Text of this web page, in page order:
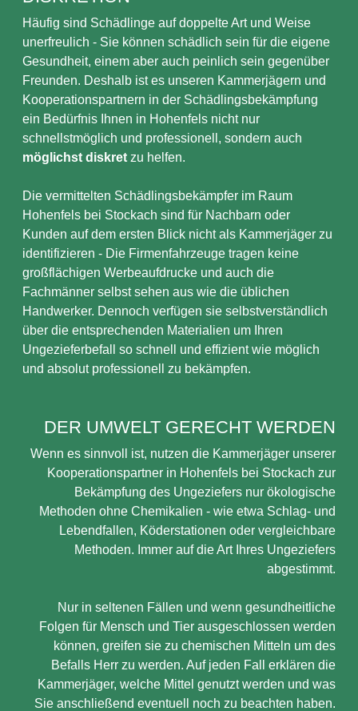
Häufig sind Schädlinge auf doppelte Art und Weise
unerfreulich - Sie können schädlich sein für die eigene
Gesundheit, einem aber auch peinlich sein gegenüber
Freunden. Deshalb ist es unseren Kammerjägern und
Kooperationspartnern in der Schädlingsbekämpfung
ein Bedürfnis Ihnen in Hohenfels nicht nur
schnellstmöglich und professionell, sondern auch
möglichst diskret zu helfen.
Die vermittelten Schädlingsbekämpfer im Raum
Hohenfels bei Stockach sind für Nachbarn oder
Kunden auf dem ersten Blick nicht als Kammerjäger zu
identifizieren - Die Firmenfahrzeuge tragen keine
großflächigen Werbeaufdrucke und auch die
Fachmänner selbst sehen aus wie die üblichen
Handwerker. Dennoch verfügen sie selbstverständlich
über die entsprechenden Materialien um Ihren
Ungezieferbefall so schnell und effizient wie möglich
und absolut professionell zu bekämpfen.
DER UMWELT GERECHT WERDEN
Wenn es sinnvoll ist, nutzen die Kammerjäger unserer
Kooperationspartner in Hohenfels bei Stockach zur
Bekämpfung des Ungeziefers nur ökologische
Methoden ohne Chemikalien - wie etwa Schlag- und
Lebendfallen, Köderstationen oder vergleichbare
Methoden. Immer auf die Art Ihres Ungeziefers
abgestimmt.
Nur in seltenen Fällen und wenn gesundheitliche
Folgen für Mensch und Tier ausgeschlossen werden
können, greifen sie zu chemischen Mitteln um des
Befalls Herr zu werden. Auf jeden Fall erklären die
Kammerjäger, welche Mittel genutzt werden und was
Sie anschließend eventuell noch zu beachten haben.